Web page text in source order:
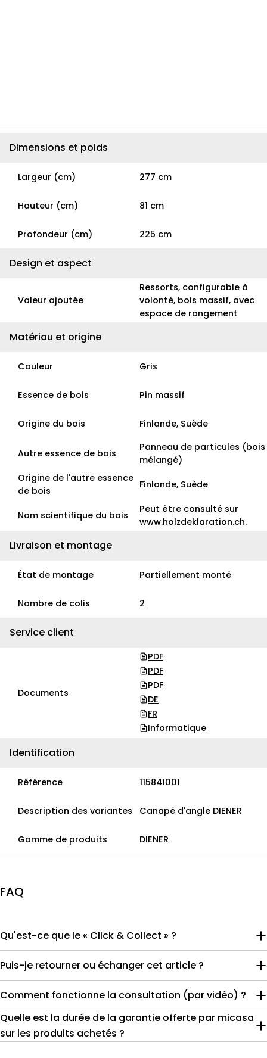
Dimensions et poids
Largeur (cm) 277 cm
Hauteur (cm) 81 cm
Profondeur (cm) 225 cm
Design et aspect
Valeur ajoutée
Ressorts, configurable à
volonté, bois massif, avec
espace de rangement
Matériau et origine
Couleur Gris
Essence de bois Pin massif
Origine du bois Finlande, Suède
Autre essence de bois
Panneau de particules (bois
mélangé)
Origine de l'autre essence
de bois
Finlande, Suède
Nom scientifique du bois
Peut être consulté sur
www.holzdeklaration.ch.
Livraison et montage
État de montage Partiellement monté
Nombre de colis 2
Service client
Documents
PDF
PDF
PDF
DE
FR
Informatique
Identification
Référence 115841001
Description des variantes Canapé d'angle DIENER
Gamme de produits DIENER
FAQ
Qu'est-ce que le « Click & Collect » ?
Puis-je retourner ou échanger cet article ?
Comment fonctionne la consultation (par vidéo) ?
Quelle est la durée de la garantie offerte par micasa
sur les produits achetés ?